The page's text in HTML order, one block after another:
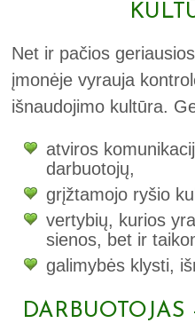
Net ir pačios
įmonėje vyrauja
išnaudojimo kultūra.
atviros
darbuotojų,
grįžtamojo ryšio
vertybių, kurios
sienos, bet ir
galimybės klysti,